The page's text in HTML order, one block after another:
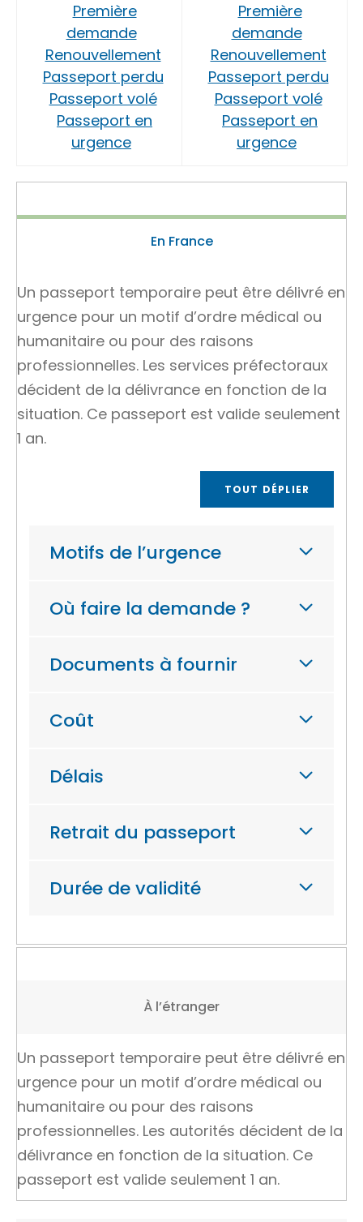
Première
demande
Renouvellement
Passeport perdu
Passeport volé
Passeport en
urgence
Première
demande
Renouvellement
Passeport perdu
Passeport volé
Passeport en
urgence
En France
Un passeport temporaire peut être délivré en
urgence pour un motif d’ordre médical ou
humanitaire ou pour des raisons
professionnelles. Les services préfectoraux
décident de la délivrance en fonction de la
situation. Ce passeport est valide seulement
1 an.
TOUT DÉPLIER
Motifs de l’urgence
Où faire la demande ?
Documents à fournir
Coût
Délais
Retrait du passeport
Durée de validité
À l’étranger
Un passeport temporaire peut être délivré en
urgence pour un motif d’ordre médical ou
humanitaire ou pour des raisons
professionnelles. Les autorités décident de la
délivrance en fonction de la situation. Ce
passeport est valide seulement 1 an.